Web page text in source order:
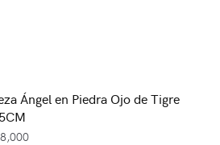
Ángel en Piedra Ojo de Tigre